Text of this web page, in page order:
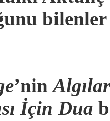
bilenler
’nin
İçin Dua